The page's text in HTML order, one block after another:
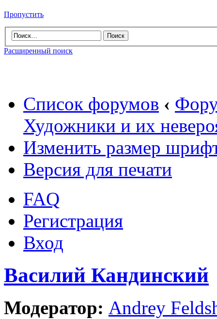
Пропустить
Расширенный поиск
Список форумов ‹
Художники и их
Изменить размер
Версия для печати
FAQ
Регистрация
Вход
Василий Кандинский
Модератор: Andrey